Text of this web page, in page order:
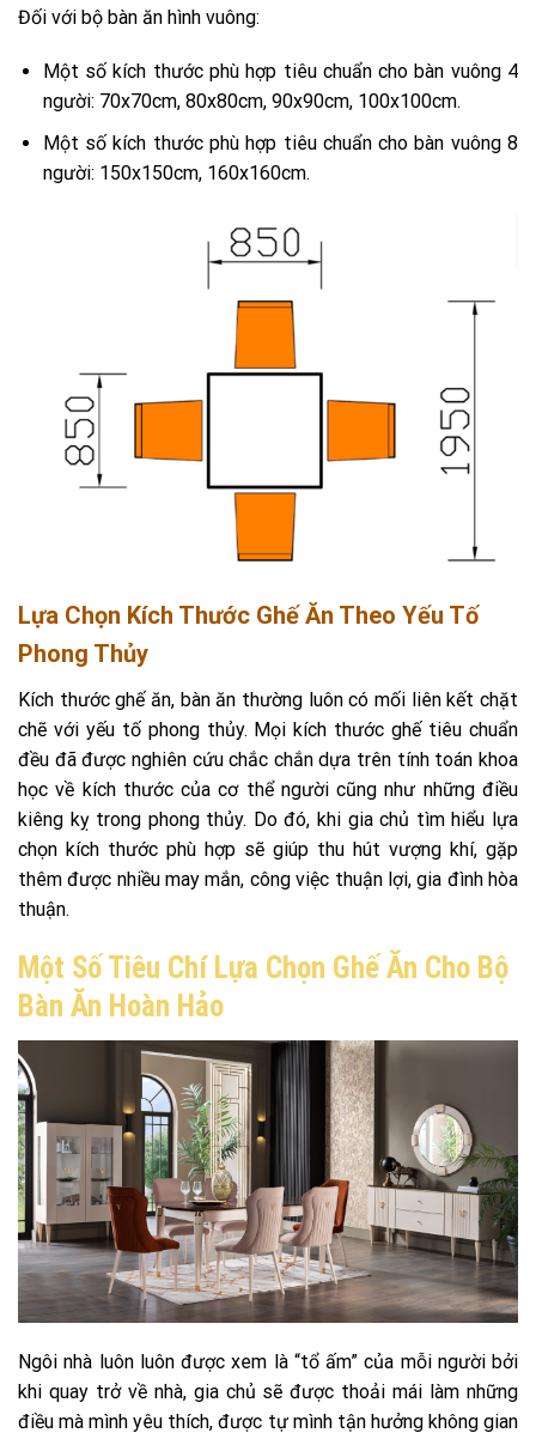
Đối với bộ bàn ăn hình vuông:
Một số kích thước phù hợp tiêu chuẩn cho bàn vuông 4
người: 70x70cm, 80x80cm, 90x90cm, 100x100cm.
Một số kích thước phù hợp tiêu chuẩn cho bàn vuông 8
người: 150x150cm, 160x160cm.
Lựa Chọn Kích Thước Ghế Ăn Theo Yếu Tố
Phong Thủy
Kích thước ghế ăn, bàn ăn thường luôn có mối liên kết chặt
chẽ với yếu tố phong thủy. Mọi kích thước ghế tiêu chuẩn
đều đã được nghiên cứu chắc chắn dựa trên tính toán khoa
học về kích thước của cơ thể người cũng như những điều
kiêng kỵ trong phong thủy. Do đó, khi gia chủ tìm hiểu lựa
chọn kích thước phù hợp sẽ giúp thu hút vượng khí, gặp
thêm được nhiều may mắn, công việc thuận lợi, gia đình hòa
thuận.
Một Số Tiêu Chí Lựa Chọn Ghế Ăn Cho Bộ
Bàn Ăn Hoàn Hảo
Ngôi nhà luôn luôn được xem là “tổ ấm” của mỗi người bởi
khi quay trở về nhà, gia chủ sẽ được thoải mái làm những
điều mà mình yêu thích, được tự mình tận hưởng không gian